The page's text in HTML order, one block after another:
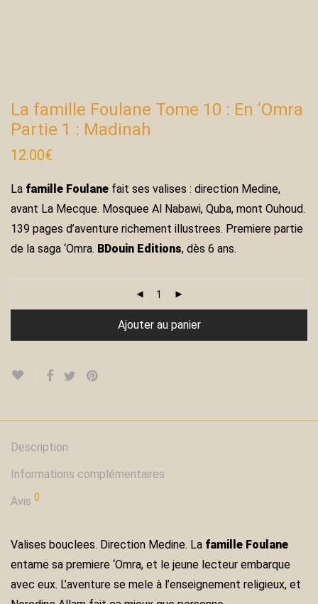
La famille Foulane Tome 10 : En ‘Omra
Partie 1 : Madinah
12.00€
La famille Foulane fait ses valises : direction Medine,
avant La Mecque. Mosquee Al Nabawi, Quba, mont Ouhoud.
139 pages d’aventure richement illustrees. Premiere partie
de la saga ‘Omra. BDouin Editions, dès 6 ans.
Ajouter au panier
Description
Informations complémentaires
Avis 0
Valises bouclees. Direction Medine. La famille Foulane
entame sa premiere ‘Omra, et le jeune lecteur embarque
avec eux. L’aventure se mele à l’enseignement religieux, et